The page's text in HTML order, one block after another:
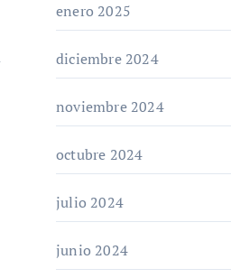
enero 2025
diciembre 2024
noviembre 2024
octubre 2024
julio 2024
junio 2024